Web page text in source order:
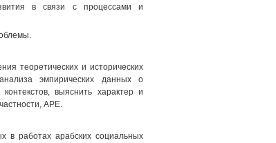
в связи с процессами и
теоретических и исторических
эмпирических данных о
выяснить характер и
АРЕ.
в работах арабских социальных